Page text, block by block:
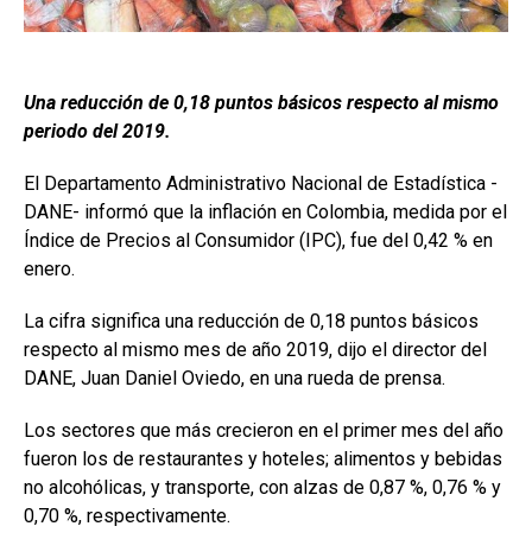
Una reducción de 0,18 puntos básicos respecto al mismo
periodo del 2019.
El Departamento Administrativo Nacional de Estadística -
DANE- informó que la inflación en Colombia, medida por el
Índice de Precios al Consumidor (IPC), fue del 0,42 % en
enero.
La cifra significa una reducción de 0,18 puntos básicos
respecto al mismo mes de año 2019, dijo el director del
DANE, Juan Daniel Oviedo, en una rueda de prensa.
Los sectores que más crecieron en el primer mes del año
fueron los de restaurantes y hoteles; alimentos y bebidas
no alcohólicas, y transporte, con alzas de 0,87 %, 0,76 % y
0,70 %, respectivamente.